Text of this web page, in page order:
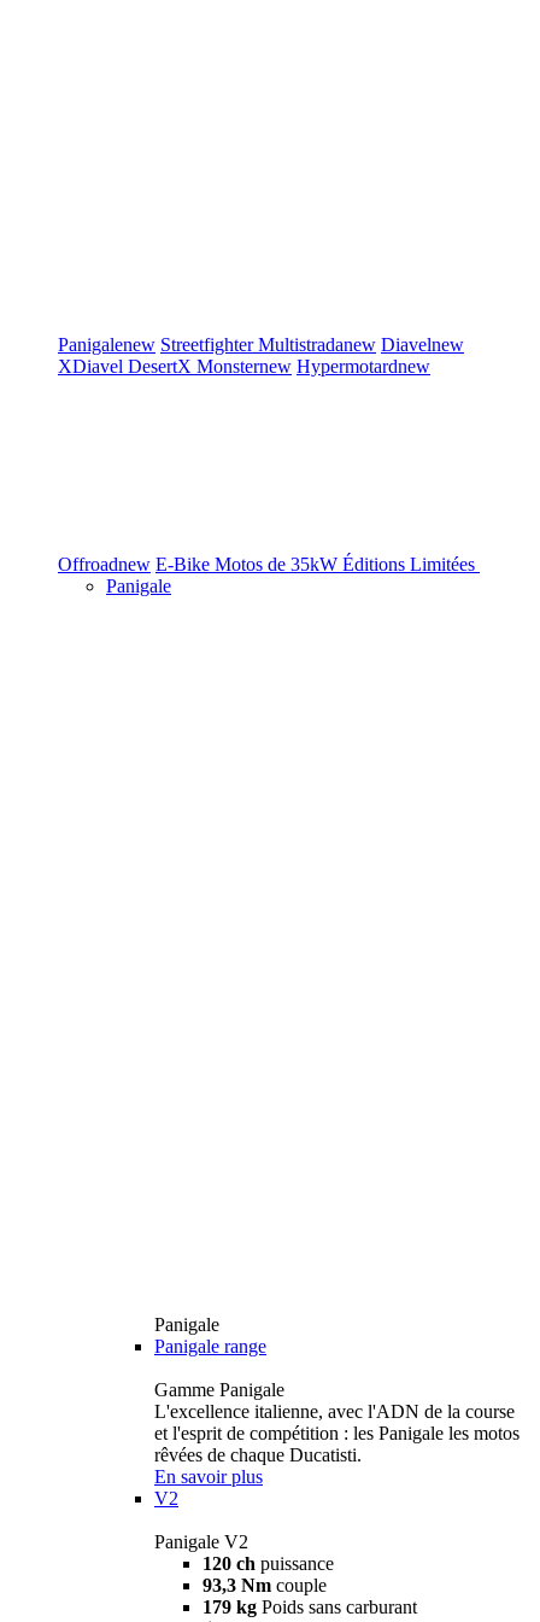
Panigalenew StreetfighterMultistradanew Diavelnew
XDiavel DesertX Monsternew Hypermotardnew
Offroadnew E-Bike Motos de 35kW Éditions Limitées
Panigale
Panigale
Panigale range
Gamme Panigale
L'excellence italienne, avec l'ADN de la course
et l'esprit de compétition : les Panigale les motos
rêvées de chaque Ducatisti.
En savoir plus
V2
Panigale V2
120 ch puissance
93,3 Nm couple
179 kg Poids sans carburant